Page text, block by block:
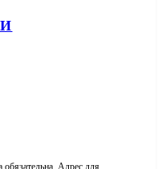
обязательна. Адрес для